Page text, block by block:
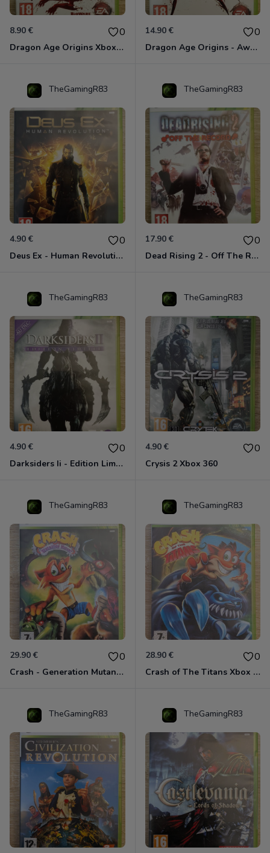
8.90 € 0
Dragon Age Origins Xbox 360
14.90 € 0
Dragon Age Origins - Awakening Xbox 360
TheGamingR83
4.90 € 0
Deus Ex - Human Revolution Xbox 360
TheGamingR83
17.90 € 0
Dead Rising 2 - Off The Record Xbox 360
TheGamingR83
4.90 € 0
Darksiders Ii - Edition Limitée Xbox 360
TheGamingR83
4.90 € 0
Crysis 2 Xbox 360
TheGamingR83
29.90 € 0
Crash - Generation Mutant Xbox 360
TheGamingR83
28.90 € 0
Crash of The Titans Xbox 360
TheGamingR83 TheGamingR83